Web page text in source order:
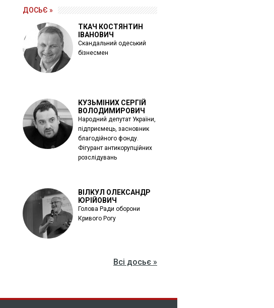
ДОСЬЄ »
ТКАЧ КОСТЯНТИН
ІВАНОВИЧ
Скандальний одеський
бізнесмен
КУЗЬМІНИХ СЕРГІЙ
ВОЛОДИМИРОВИЧ
Народний депутат України,
підприємець, засновник
благодійного фонду.
Фігурант антикорупційних
розслідувань
ВІЛКУЛ ОЛЕКСАНДР
ЮРІЙОВИЧ
Голова Ради оборони
Кривого Рогу
Всі досьє »